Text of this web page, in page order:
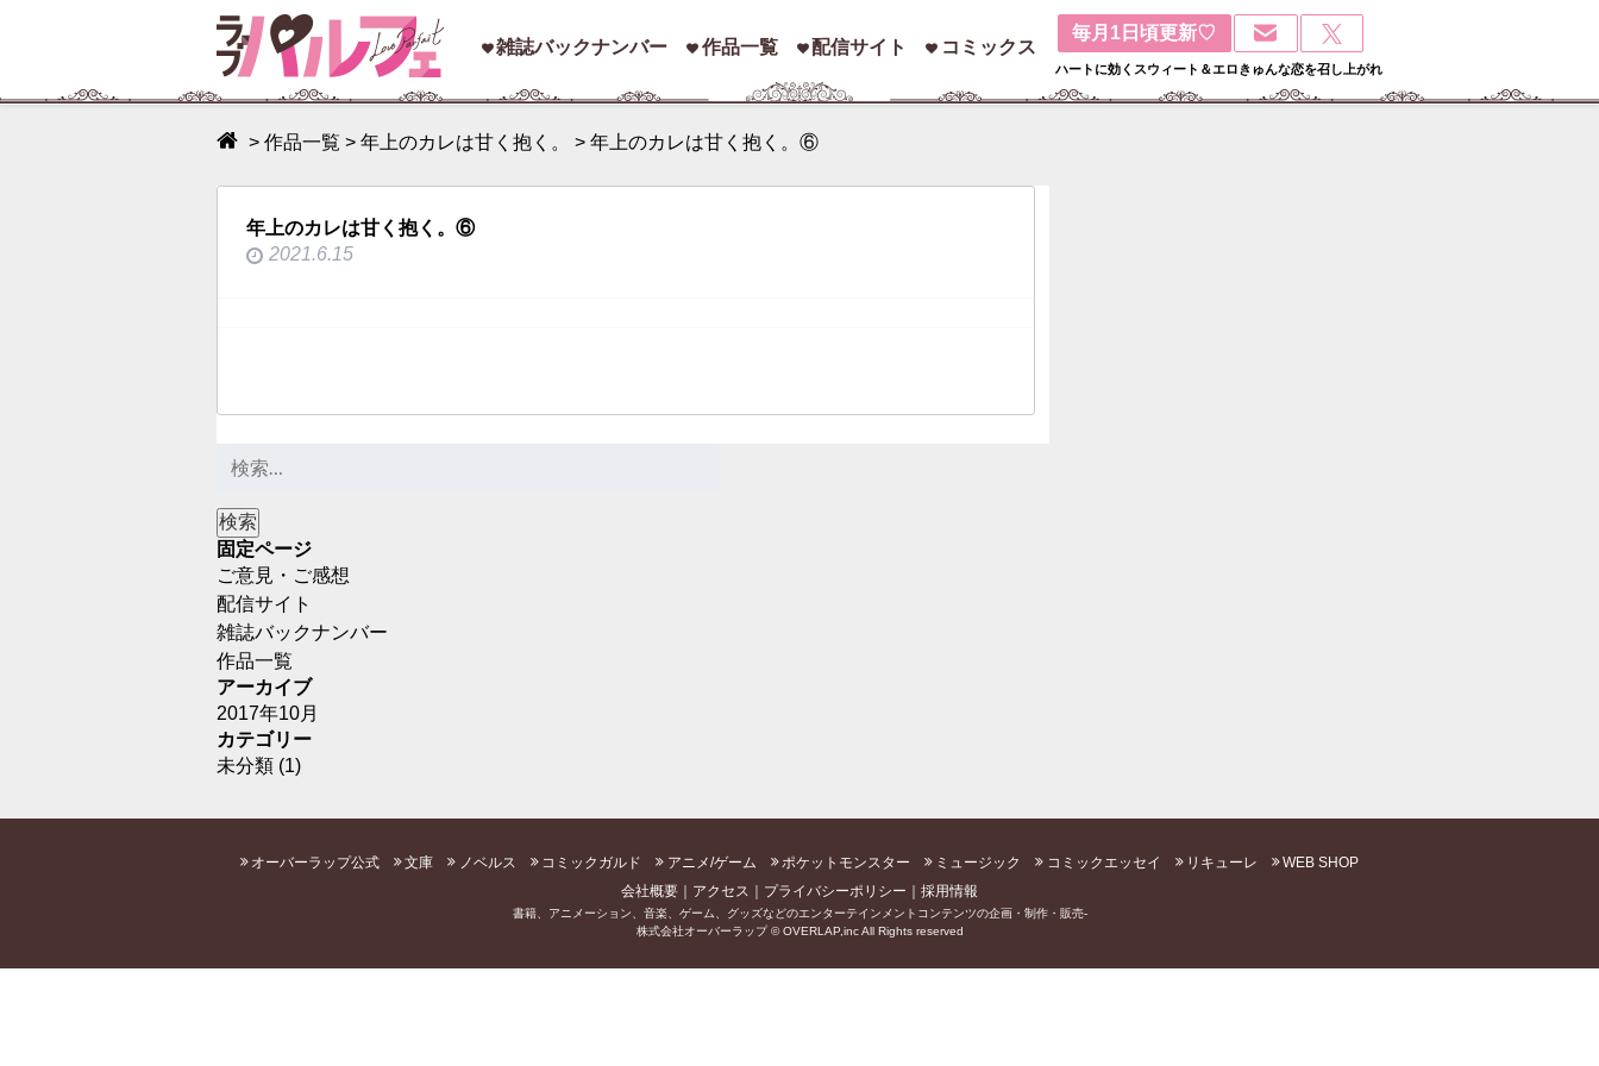
雑誌バックナンバー 作品一覧 配信サイト コミックス
毎月1日頃更新♡
ハートに効くスウィート＆エロきゅんな恋を召し上がれ
> 作品一覧 > 年上のカレは甘く抱く。 > 年上のカレは甘く抱く。⑥
年上のカレは甘く抱く。⑥
2021.6.15
固定ページ
ご意見・ご感想
配信サイト
雑誌バックナンバー
作品一覧
アーカイブ
2017年10月
カテゴリー
未分類 (1)
オーバーラップ公式 文庫 ノベルス コミックガルド アニメ/ゲーム ポケットモンスター ミュージック コミックエッセイ リキューレ
WEB SHOP
会社概要
アクセス プライバシーポリシー 採用情報
書籍、アニメーション、音楽、ゲーム、グッズなどのエンターテインメントコンテンツの企画・制作・販売-
株式会社オーバーラップ © OVERLAP,inc All Rights reserved